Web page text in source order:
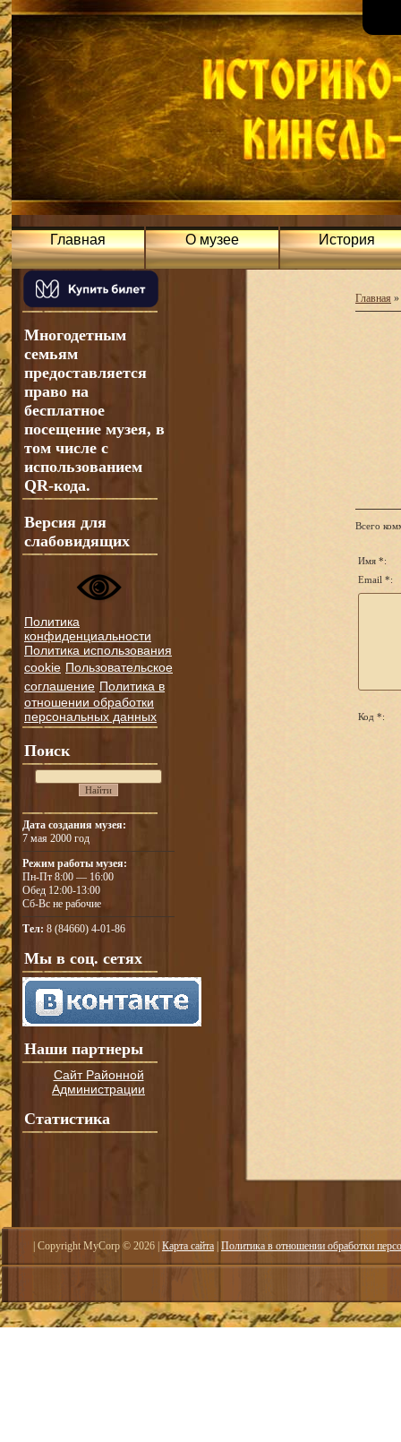
Главная О музее История
Многодетным
семьям
предоставляется
право на
бесплатное
посещение музея, в
том числе с
использованием
QR-кода.
Версия для
слабовидящих
Политика
конфиденциальности
Политика использования
cookie Пользовательское
соглашение Политика в
отношении обработки
персональных данных
Поиск
Дата создания музея:
7 мая 2000 год
Режим работы музея:
Пн-Пт 8:00 — 16:00
Обед 12:00-13:00
Сб-Вс не рабочие
Тел: 8 (84660) 4-01-86
Мы в соц. сетях
Наши партнеры
Сайт Районной
Администрации
Статистика
Главная »
Всего
Имя *:
Email *:
Код *:
| Copyright MyCorp © 2026 | Карта сайта | Политика в отношении обработки